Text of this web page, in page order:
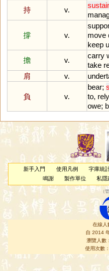
持
v.
撐 v.
move
keep
擔
v.
carry
take
肩
v.
負 v.
bear;
to, rely
owe;
新手入門 使用凡例 字庫統
鳴謝
製作單位 私隱
（
在線人
自 2014
瀏覽人數
使用次數